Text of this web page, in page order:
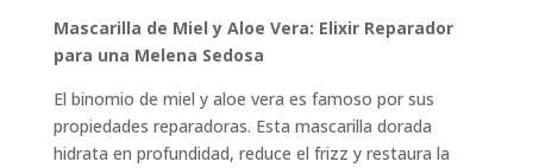
Mascarilla de Miel y Aloe Vera: Elixir Reparador
para una Melena Sedosa
El binomio de miel y aloe vera es famoso por sus
propiedades reparadoras. Esta mascarilla dorada
hidrata en profundidad, reduce el frizz y restaura la